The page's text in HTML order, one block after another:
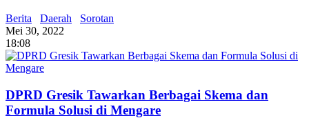
Berita Daerah
Sorotan
Mei 30, 2022
18:08
DPRD Gresik Tawarkan Berbagai Skema dan
Formula Solusi di Mengare